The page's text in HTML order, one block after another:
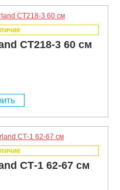
CT218-3 60 см
СТ-1 62-67 см